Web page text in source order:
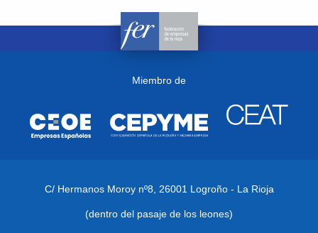
Miembro de
C/ Hermanos Moroy nº8, 26001 Logroño - La Rioja
(dentro del pasaje de los leones)